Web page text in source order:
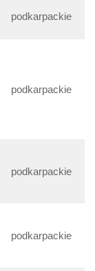
podkarpackie
podkarpackie
podkarpackie
podkarpackie